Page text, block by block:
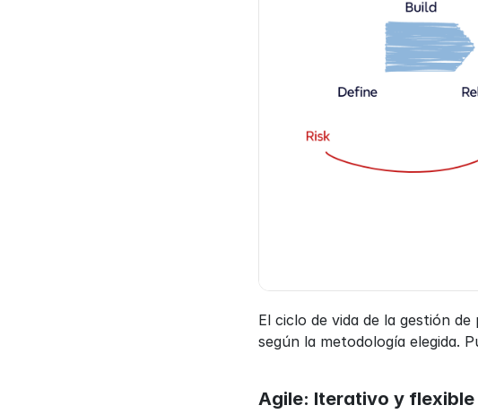
El ciclo de vida de la gestión
según la metodología elegida.
Agile: Iterativo y flexible